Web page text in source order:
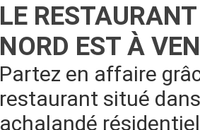
LE
NORD EST À
Partez en affaire
restaurant situé
achalandé